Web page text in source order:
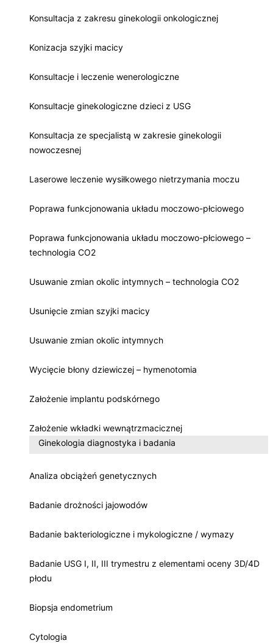
Konsultacja z zakresu ginekologii onkologicznej
Konizacja szyjki macicy
Konsultacje i leczenie wenerologiczne
Konsultacje ginekologiczne dzieci z USG
Konsultacja ze specjalistą w zakresie ginekologii
nowoczesnej
Laserowe leczenie wysiłkowego nietrzymania moczu
Poprawa funkcjonowania układu moczowo-płciowego
Poprawa funkcjonowania układu moczowo-płciowego –
technologia CO2
Usuwanie zmian okolic intymnych – technologia CO2
Usunięcie zmian szyjki macicy
Usuwanie zmian okolic intymnych
Wycięcie błony dziewiczej – hymenotomia
Założenie implantu podskórnego
Założenie wkładki wewnątrzmacicznej
Ginekologia diagnostyka i badania
Analiza obciążeń genetycznych
Badanie drożności jajowodów
Badanie bakteriologiczne i mykologiczne / wymazy
Badanie USG I, II, III trymestru z elementami oceny 3D/4D
płodu
Biopsja endometrium
Cytologia